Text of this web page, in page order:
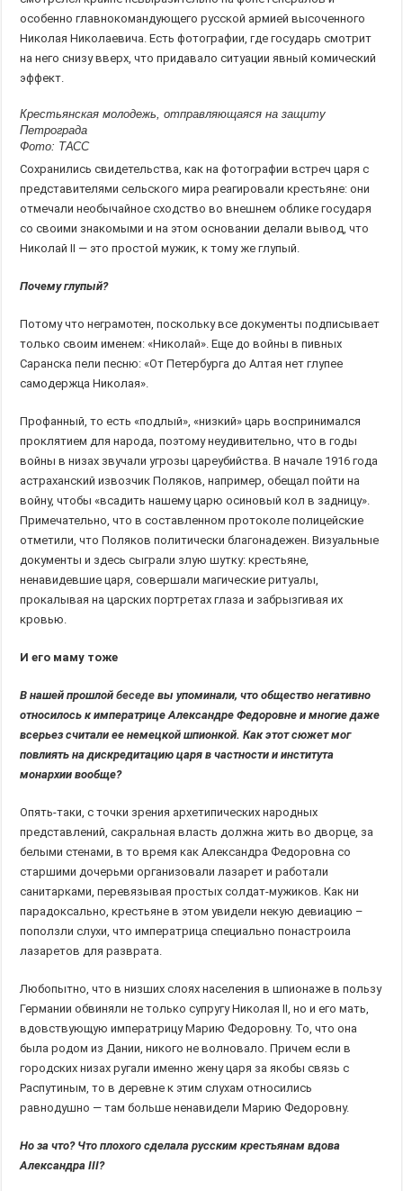
особенно главнокомандующего русской армией высоченного
Николая Николаевича. Есть фотографии, где государь смотрит
на него снизу вверх, что придавало ситуации явный комический
эффект.
Крестьянская молодежь, отправляющаяся на защиту
Петрограда
Фото: ТАСС
Сохранились свидетельства, как на фотографии встреч царя с
представителями сельского мира реагировали крестьяне: они
отмечали необычайное сходство во внешнем облике государя
со своими знакомыми и на этом основании делали вывод, что
Николай II — это простой мужик, к тому же глупый.
Почему глупый?
Потому что неграмотен, поскольку все документы подписывает
только своим именем: «Николай». Еще до войны в пивных
Саранска пели песню: «От Петербурга до Алтая нет глупее
самодержца Николая».
Профанный, то есть «подлый», «низкий» царь воспринимался
проклятием для народа, поэтому неудивительно, что в годы
войны в низах звучали угрозы цареубийства. В начале 1916 года
астраханский извозчик Поляков, например, обещал пойти на
войну, чтобы «всадить нашему царю осиновый кол в задницу».
Примечательно, что в составленном протоколе полицейские
отметили, что Поляков политически благонадежен. Визуальные
документы и здесь сыграли злую шутку: крестьяне,
ненавидевшие царя, совершали магические ритуалы,
прокалывая на царских портретах глаза и забрызгивая их
кровью.
И его маму тоже
В нашей прошлойбеседе вы упоминали, что общество негативно
относилось к императрице Александре Федоровне и многие даже
всерьез считали ее немецкой шпионкой. Как этот сюжет мог
повлиять на дискредитацию царя в частности и института
монархии вообще?
Опять-таки, с точки зрения архетипических народных
представлений, сакральная власть должна жить во дворце, за
белыми стенами, в то время как Александра Федоровна со
старшими дочерьми организовали лазарет и работали
санитарками, перевязывая простых солдат-мужиков. Как ни
парадоксально, крестьяне в этом увидели некую девиацию –
поползли слухи, что императрица специально понастроила
лазаретов для разврата.
Любопытно, что в низших слоях населения в шпионаже в пользу
Германии обвиняли не только супругу Николая II, но и его мать,
вдовствующую императрицу Марию Федоровну. То, что она
была родом из Дании, никого не волновало. Причем если в
городских низах ругали именно жену царя за якобы связь с
Распутиным, то в деревне к этим слухам относились
равнодушно — там больше ненавидели Марию Федоровну.
Но за что? Что плохого сделала русским крестьянам вдова
Александра III?